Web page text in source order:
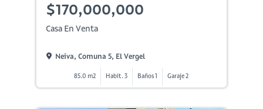
$170,000,000
Casa En Venta
Neiva, Comuna 5, El Vergel
85.0 m2 Habit. 3 Baños 1 Garaje 2